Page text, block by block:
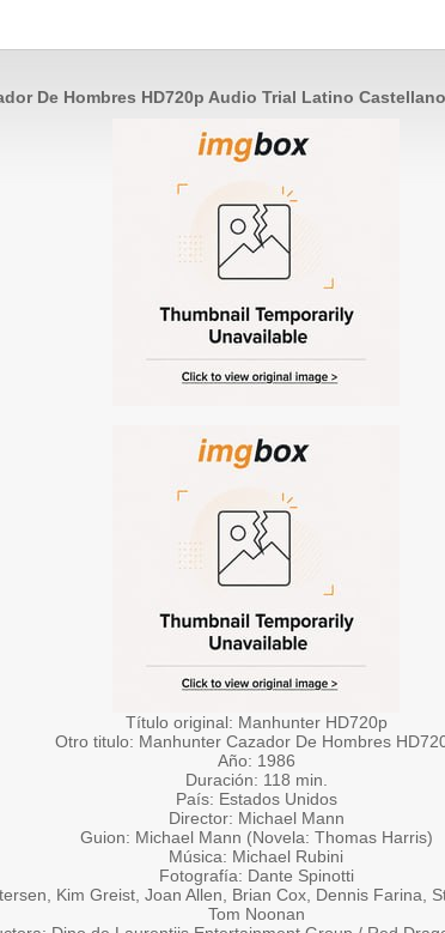
De Hombres HD720p Audio Trial Latino
Título original: Manhunter HD720p
Otro titulo: Manhunter Cazador De Hombres
Año: 1986
Duración: 118 min.
País: Estados Unidos
Director: Michael Mann
Guion: Michael Mann (Novela: Thomas Harris)
Música: Michael Rubini
Fotografía: Dante Spinotti
Kim Greist, Joan Allen, Brian Cox, Dennis Farina,
Tom Noonan